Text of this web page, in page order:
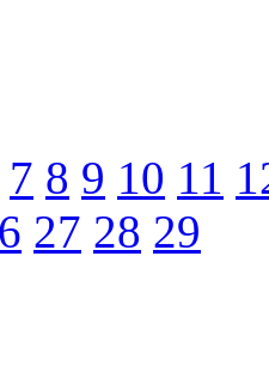
7 8 9 10 11
27 28 29